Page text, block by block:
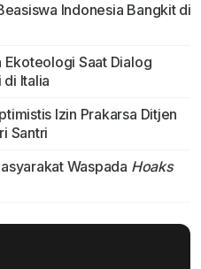
Indonesia Bangkit di
Ekoteologi Saat Dialog
di Italia
Izin Prakarsa Ditjen
Santri
Waspada Hoaks